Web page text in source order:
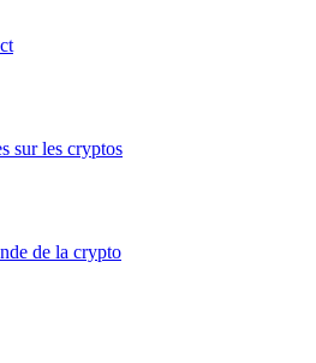
sur les cryptos
de la crypto